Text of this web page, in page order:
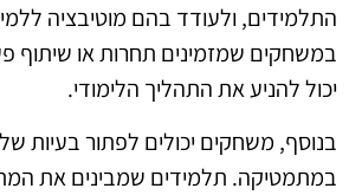
התלמידים, ולעודד בהם מוטיבציה
במשחקים שמזמינים תחרות או שיתוף
יכול להניע את התהליך הלימודי.
בנוסף, משחקים יכולים לפתור בעיות של
במתמטיקה. תלמידים שמבינים את